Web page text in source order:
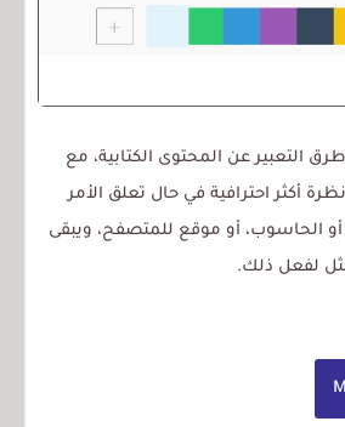
التعبير عن المحتوى الكتابية، مع
أكثر احترافية في حال تعلق الأمر
الحاسوب، أو موقع للمتصفح، ويبقى
لفعل ذلك.